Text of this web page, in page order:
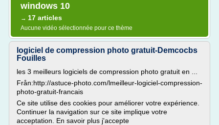
windows 10
→ 17 articles
Aucune vidéo sélectionnée pour ce thème
logiciel de compression photo gratuit-Demcocbs
Fouilles
les 3 meilleurs logiciels de compression photo gratuit en ...
Från:http://astuce-photo.com/lmeilleur-logiciel-compression-
photo-gratuit-francais
Ce site utilise des cookies pour améliorer votre expérience.
Continuer la navigation sur ce site implique votre
acceptation. En savoir plus j'accepte